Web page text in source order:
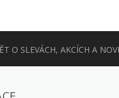
O SLEVÁCH, AKCÍCH A